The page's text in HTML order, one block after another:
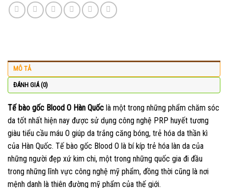
MÔ TẢ
ĐÁNH GIÁ (0)
Tế bào gốc Blood O Hàn Quốc là một trong những phẩm chăm sóc
da tốt nhất hiện nay được sử dụng công nghệ PRP huyết tương
giàu tiểu cầu máu O giúp da trắng căng bóng, trẻ hóa da thần kì
của Hàn Quốc. Tế bào gốc Blood O là bí kíp trẻ hóa làn da của
những người đẹp xứ kim chi, một trong những quốc gia đi đầu
trong những lĩnh vực công nghệ mỹ phẩm, đồng thời cũng là nơi
mệnh danh là thiên đường mỹ phẩm của thế giới.